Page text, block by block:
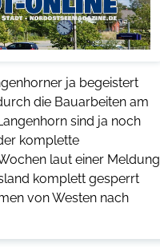
ja begeistert
die Bauarbeiten am
sind ja noch
komplette
laut einer Meldung
komplett gesperrt
von Westen nach